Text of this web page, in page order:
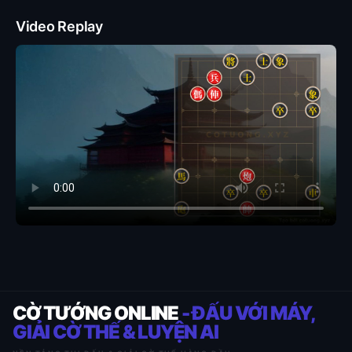
Video Replay
CỜ TƯỚNG ONLINE- ĐẤU VỚI MÁY,
GIẢI CỜ THẾ & LUYỆN AI